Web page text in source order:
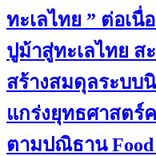
ทะเลไทย ” ต่อเนื่
ปูม้าสู่ทะเลไทย ส
สร้างสมดุลระบบนิ
แกร่งยุทธศาสตร์
ตามปณิธาน Food